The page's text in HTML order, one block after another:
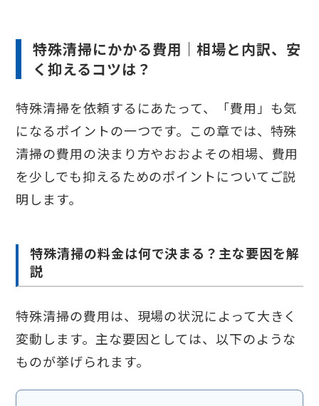
特殊清掃にかかる費用｜相場と内訳、安
く抑えるコツは？
特殊清掃を依頼するにあたって、「費用」も気
になるポイントの一つです。この章では、特殊
清掃の費用の決まり方やおおよその相場、費用
を少しでも抑えるためのポイントについてご説
明します。
特殊清掃の料金は何で決まる？主な要因を解
説
特殊清掃の費用は、現場の状況によって大きく
変動します。主な要因としては、以下のような
ものが挙げられます。